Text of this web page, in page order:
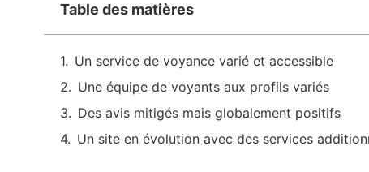
Table des matières
Un service de voyance varié et accessible
Une équipe de voyants aux profils variés
Des avis mitigés mais globalement positifs
Un site en évolution avec des services